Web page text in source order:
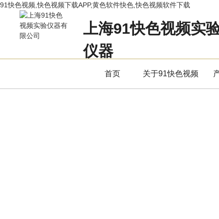
91快色视频,快色视频下载APP,黄色软件快色,快色视频软件下载
上海91快色视频实
仪器
立足专业，用服务赢得市场
首页 关于91快色视频